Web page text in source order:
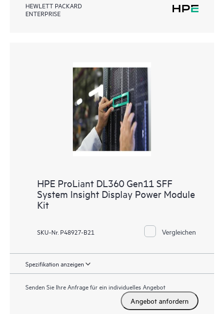
HEWLETT PACKARD
ENTERPRISE
HPE ProLiant DL360 Gen11 SFF
System Insight Display Power Module
Kit
SKU-Nr. P48927-B21 Vergleichen
Spezifikation anzeigen
Senden Sie Ihre Anfrage für ein individuelles Angebot
Angebot anfordern